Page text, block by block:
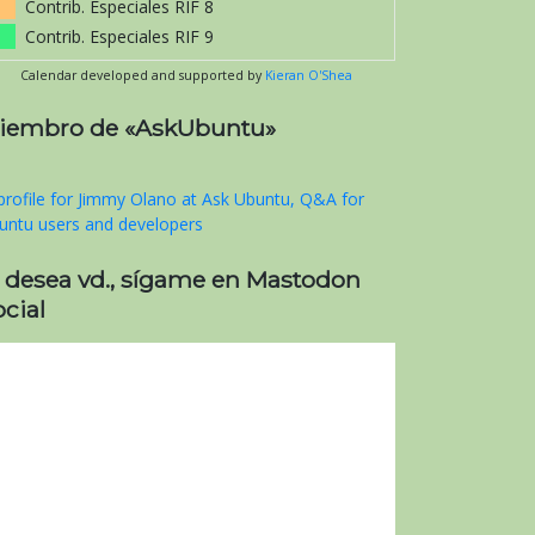
Contrib. Especiales RIF 8
Contrib. Especiales RIF 9
Calendar developed and supported by Kieran O'Shea
de «AskUbuntu»
desea vd., sígame en Mastodon